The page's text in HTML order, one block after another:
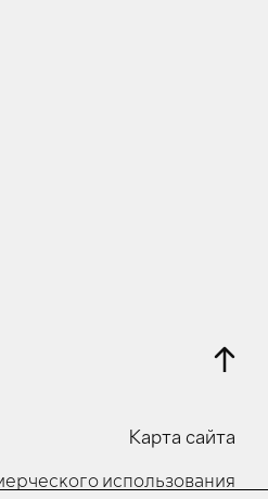
Карта сайта
использования